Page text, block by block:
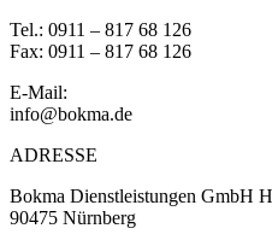
Tel.: 0911 – 817 68 126
Fax: 0911 – 817 68 126
E-Mail:
info@bokma.de
ADRESSE
Bokma Dienstleistungen GmbH
90475 Nürnberg